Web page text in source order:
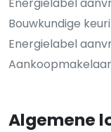
Bouwkundige
Energielabel
Algemene